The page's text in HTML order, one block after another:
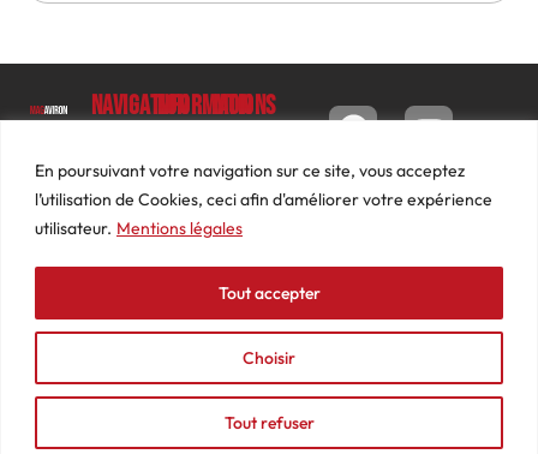
En poursuivant votre navigation sur ce site, vous acceptez
l’utilisation de Cookies, ceci afin d'améliorer votre expérience
utilisateur. Mentions légales
Choisir
Tout refuser
Tout accepter
Luc
Barbier
69640
74
87
contact@mediasaviron.fr
Navigation
Le
Magazine
Photos
Actualités
Podcasts
Informations
Conditions
générales
de ventes
Mentions
légales
Mon
Tableau
de bord
Commandes
Adresses
Détails
du
compte